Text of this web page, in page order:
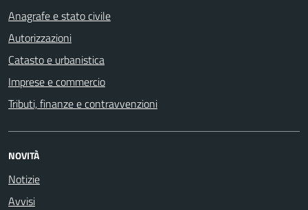
Anagrafe e stato civile
Autorizzazioni
Catasto e urbanistica
Imprese e commercio
Tributi, finanze e contravvenzioni
NOVITÀ
Notizie
Avvisi